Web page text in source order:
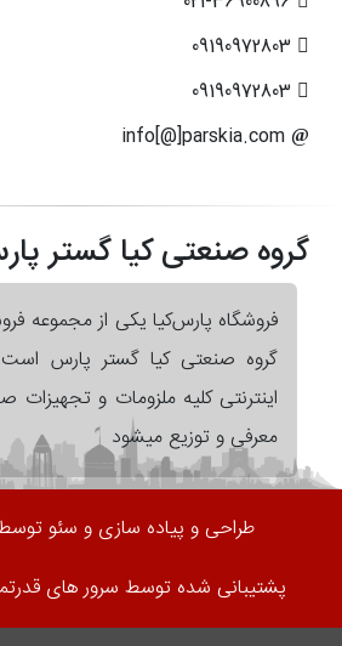
گروه صنعتی کیا گستر
فروشگاه پارس‌کیا یکی از مجموعه
گروه صنعتی کیا گستر پارس
اینترنتی کلیه ملزومات و
معرفی و توزیع میشود
طراحی و پیاده سازی و سئو
پشتیبانی شده توسط سرور های